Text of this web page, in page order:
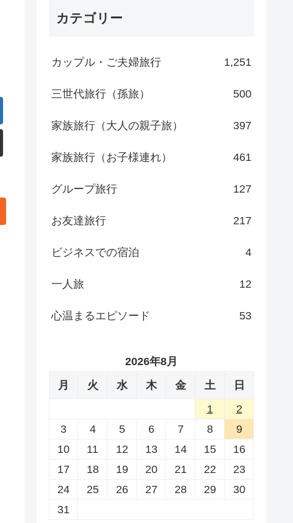
カテゴリー
カップル・ご夫婦旅行 1,251
三世代旅行（孫旅） 500
家族旅行（大人の親子旅） 397
家族旅行（お子様連れ） 461
グループ旅行 127
お友達旅行 217
ビジネスでの宿泊 4
一人旅 12
心温まるエピソード 53
2026年8月
月
火 水 木 金 土
日
1
2
3
4 5 6 7 8
9
10
11 12 13 14 15
16
17
18 19 20 21 22
23
24
25 26 27 28 29
30
31